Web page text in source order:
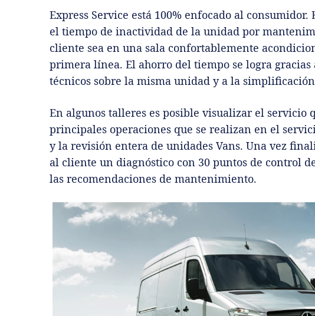
Express Service está 100% enfocado al
el tiempo de inactividad de la unidad por
cliente sea en una sala confortablemente
primera línea. El ahorro del tiempo se logra
técnicos sobre la misma unidad y a la
En algunos talleres es posible visualizar el servicio
principales operaciones que se realizan en el
y la revisión entera de unidades Vans. Una vez
al cliente un diagnóstico con 30 puntos de control
las recomendaciones de mantenimiento.